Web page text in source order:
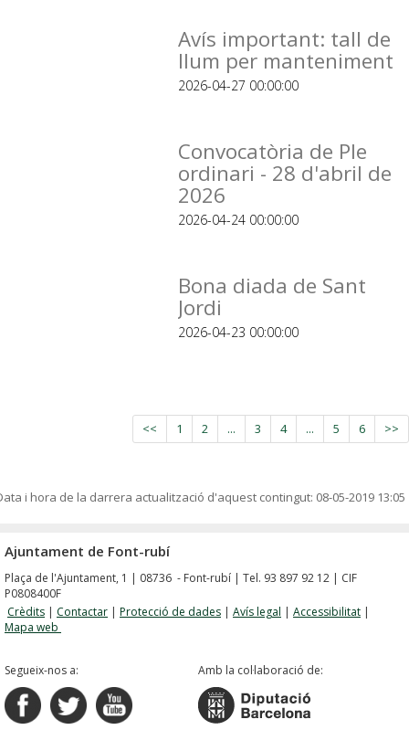
Avís important: tall de
llum per manteniment
2026-04-27 00:00:00
Convocatòria de Ple
ordinari - 28 d'abril de
2026
2026-04-24 00:00:00
Bona diada de Sant
Jordi
2026-04-23 00:00:00
<< 1 2 ... 3 4 ... 5 6 >>
i hora de la darrera actualització d'aquest contingut: 08-05-2019 13:05
Ajuntament de Font-rubí
Plaça de l'Ajuntament, 1 | 08736 - Font-rubí | Tel. 93 897 92 12 | CIF
P0808400F
Crèdits | Contactar | Protecció de dades | Avís legal | Accessibilitat |
Mapa web
Segueix-nos a: Amb la col·laboració de: